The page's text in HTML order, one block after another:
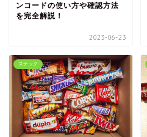
ンコードの使い方や確認方法
を完全解説！
2023-06-23
スナック